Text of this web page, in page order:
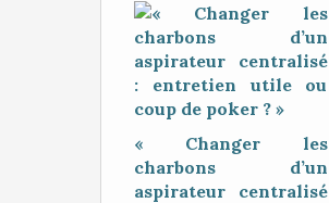
« Changer les
charbons d’un
aspirateur centralisé